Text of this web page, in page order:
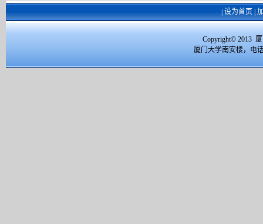
设为首页
Copyright© 2013
厦门大学南安楼，电